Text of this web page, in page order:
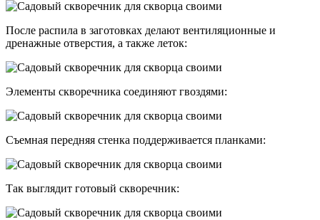
После распила в заготовках делают вентиляционные и
дренажные отверстия, а также леток:
Элементы скворечника соединяют гвоздями:
Съемная передняя стенка поддерживается планками:
Так выглядит готовый скворечник: